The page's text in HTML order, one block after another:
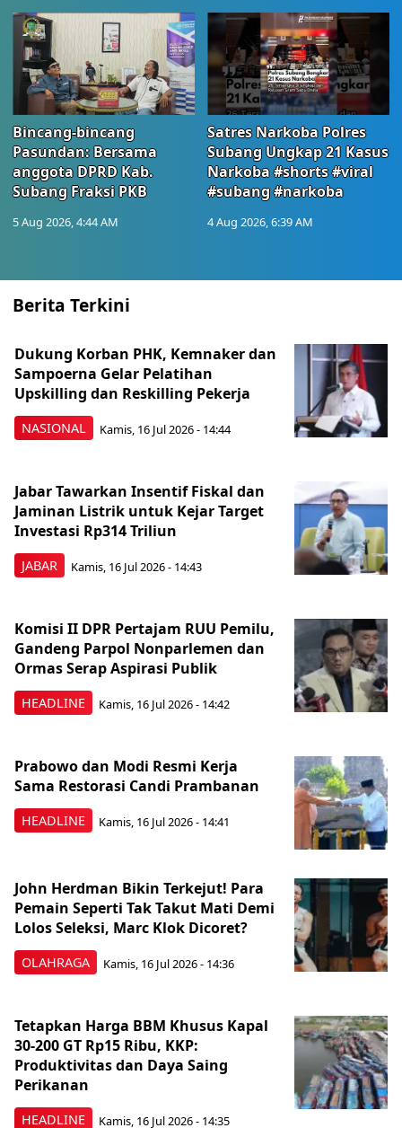
Bincang-bincang
Pasundan: Bersama
anggota DPRD Kab.
Subang Fraksi PKB
5 Aug 2026, 4:44 AM
Satres Narkoba Polres
Subang Ungkap 21 Kasus
Narkoba #shorts #viral
#subang #narkoba
4 Aug 2026, 6:39 AM
Berita Terkini
NASIONAL
Dukung Korban PHK, Kemnaker dan
Sampoerna Gelar Pelatihan
Upskilling dan Reskilling Pekerja
Kamis, 16 Jul 2026 - 14:44
JABAR
Jabar Tawarkan Insentif Fiskal dan
Jaminan Listrik untuk Kejar Target
Investasi Rp314 Triliun
Kamis, 16 Jul 2026 - 14:43
HEADLINE
Komisi II DPR Pertajam RUU Pemilu,
Gandeng Parpol Nonparlemen dan
Ormas Serap Aspirasi Publik
Kamis, 16 Jul 2026 - 14:42
HEADLINE
Prabowo dan Modi Resmi Kerja
Sama Restorasi Candi Prambanan
Kamis, 16 Jul 2026 - 14:41
OLAHRAGA
John Herdman Bikin Terkejut! Para
Pemain Seperti Tak Takut Mati Demi
Lolos Seleksi, Marc Klok Dicoret?
Kamis, 16 Jul 2026 - 14:36
HEADLINE
Tetapkan Harga BBM Khusus Kapal
30-200 GT Rp15 Ribu, KKP:
Produktivitas dan Daya Saing
Perikanan
Kamis, 16 Jul 2026 - 14:35